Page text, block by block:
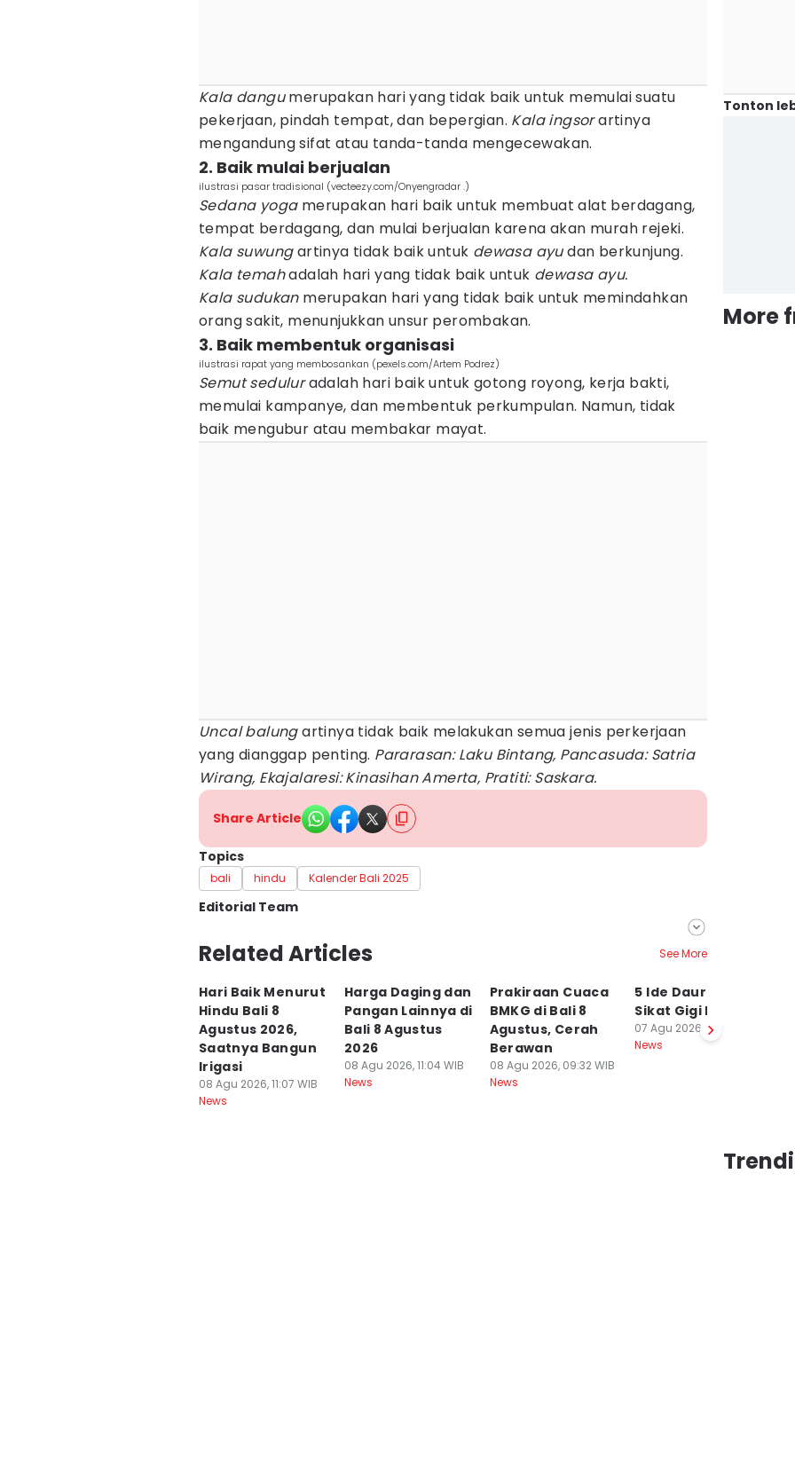
Kala dangumerupakan hari yang tidak baik untuk memulai suatu
pekerjaan, pindah tempat, dan bepergian. Kala ingsorartinya
mengandung sifat atau tanda-tanda mengecewakan.
2. Baik mulai berjualan
ilustrasi pasar tradisional (vecteezy.com/Onyengradar .)
Sedana yogamerupakan hari baik untuk membuat alat berdagang,
tempat berdagang, dan mulai berjualan karena akan murah rejeki.
Kala suwungartinya tidak baik untuk dewasa ayudan berkunjung.
Kala temahadalah hari yang tidak baik untuk dewasa ayu.
Kala sudukanmerupakan hari yang tidak baik untuk memindahkan
orang sakit, menunjukkan unsur perombakan.
3. Baik membentuk organisasi
ilustrasi rapat yang membosankan (pexels.com/Artem Podrez)
Semut seduluradalah hari baik untuk gotong royong, kerja bakti,
memulai kampanye, dan membentuk perkumpulan. Namun, tidak
baik mengubur atau membakar mayat.
Uncal balungartinya tidak baik melakukan semua jenis perkerjaan
yang dianggap penting. Pararasan: Laku Bintang, Pancasuda: Satria
Wirang, Ekajalaresi: Kinasihan Amerta, Pratiti: Saskara.
Share Article
Topics
bali hindu Kalender Bali 2025
Editorial Team
Editor
Ni Komang Yuko Utami
Editor
Irma Yudistirani
Related Articles See More
Hari Baik Menurut
Hindu Bali 8
Agustus 2026,
Saatnya Bangun
Irigasi
08 Agu 2026, 11:07 WIB
News
Harga Daging dan
Pangan Lainnya di
Bali 8 Agustus
2026
08 Agu 2026, 11:04 WIB
News
Prakiraan Cuaca
BMKG di Bali 8
Agustus, Cerah
Berawan
08 Agu 2026, 09:32 WIB
News
5 Ide Daur Ulang
Sikat Gigi Bekas
07 Agu 2026, 21:30 WIB
News
Tonton
More